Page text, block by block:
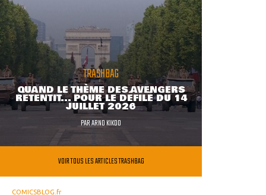
TRASHBAG
QUAND LE THÈME DES AVENGERS
RETENTIT... POUR LE DÉFILÉ DU 14
JUILLET 2026
PARARNO KIKOO
VOIR TOUS LES ARTICLES TRASHBAG
COMICSBLOG.fr